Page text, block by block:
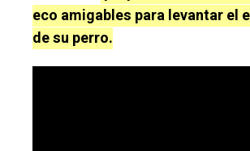
eco amigables para levantar el
de su perro.